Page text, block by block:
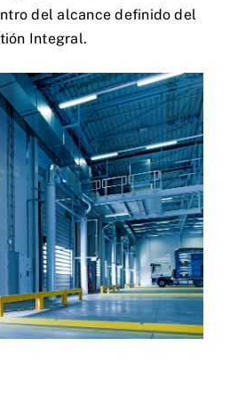
del alcance definido del
Integral.